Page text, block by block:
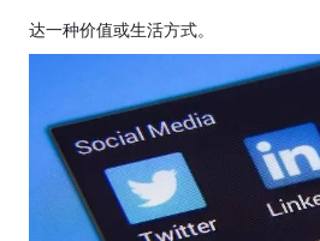
达一种价值或生活方式。